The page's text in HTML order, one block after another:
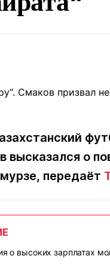
спорта
Статьи
Контакты редакции
о
передаёт
о высоких зарплатах